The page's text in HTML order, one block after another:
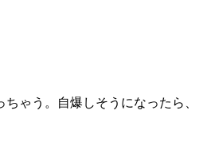
ゃう。自爆しそうになったら、